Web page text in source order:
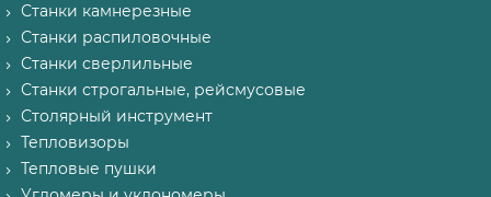
Станки камнерезные
Станки распиловочные
Станки сверлильные
Станки строгальные, рейсмусовые
Столярный инструмент
Тепловизоры
Тепловые пушки